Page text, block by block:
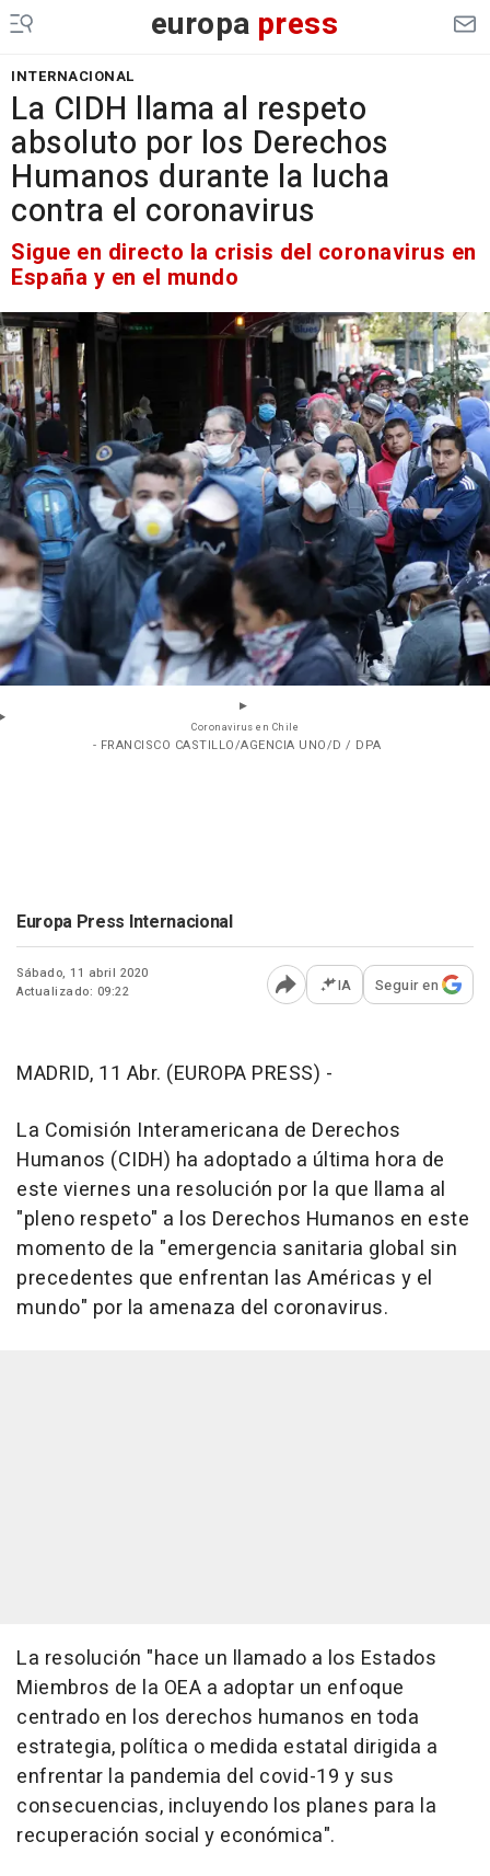
europa press
INTERNACIONAL
La CIDH llama al respeto
absoluto por los Derechos
Humanos durante la lucha
contra el coronavirus
Sigue en directo la crisis del coronavirus en
España y en el mundo
Coronavirus en Chile
- FRANCISCO CASTILLO/AGENCIA UNO/D / DPA
Europa Press Internacional
Sábado, 11 abril 2020
Actualizado: 09:22
Abrir opciones para
IA Seguir en
MADRID, 11 Abr. (EUROPA PRESS) -
La Comisión Interamericana de Derechos
Humanos (CIDH) ha adoptado a última hora de
este viernes una resolución por la que llama al
"pleno respeto" a los Derechos Humanos en este
momento de la "emergencia sanitaria global sin
precedentes que enfrentan las Américas y el
mundo" por la amenaza del coronavirus.
La resolución "hace un llamado a los Estados
Miembros de la OEA a adoptar un enfoque
centrado en los derechos humanos en toda
estrategia, política o medida estatal dirigida a
enfrentar la pandemia del covid-19 y sus
consecuencias, incluyendo los planes para la
recuperación social y económica".